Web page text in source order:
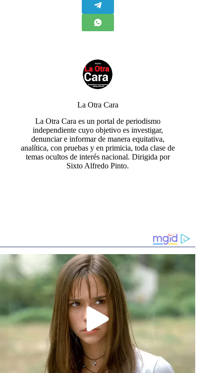
La Otra Cara
La Otra Cara es un portal de periodismo
independiente cuyo objetivo es investigar,
denunciar e informar de manera equitativa,
analítica, con pruebas y en primicia, toda clase de
temas ocultos de interés nacional. Dirigida por
Sixto Alfredo Pinto.